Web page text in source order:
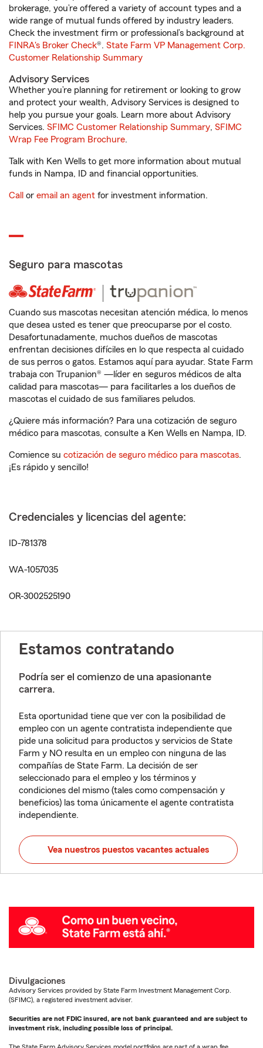
brokerage, you’re offered a variety of account types and a
wide range of mutual funds offered by industry leaders.
Check the investment firm or professional’s background at
FINRA's Broker Check®. State Farm VP Management Corp.
Customer Relationship Summary
Advisory Services
Whether you’re planning for retirement or looking to grow
and protect your wealth, Advisory Services is designed to
help you pursue your goals. Learn more about Advisory
Services. SFIMC Customer Relationship Summary, SFIMC
Wrap Fee Program Brochure.
Talk with Ken Wells to get more information about mutual
funds in Nampa, ID and financial opportunities.
Call or email an agent for investment information.
Seguro para mascotas
Cuando sus mascotas necesitan atención médica, lo menos
que desea usted es tener que preocuparse por el costo.
Desafortunadamente, muchos dueños de mascotas
enfrentan decisiones difíciles en lo que respecta al cuidado
de sus perros o gatos. Estamos aquí para ayudar. State Farm
trabaja con Trupanion® —líder en seguros médicos de alta
calidad para mascotas— para facilitarles a los dueños de
mascotas el cuidado de sus familiares peludos.
¿Quiere más información? Para una cotización de seguro
médico para mascotas, consulte a Ken Wells en Nampa, ID.
Comience su cotización de seguro médico para mascotas.
¡Es rápido y sencillo!
Credenciales y licencias del agente:
ID-781378
WA-1057035
OR-3002525190
Estamos contratando
Podría ser el comienzo de una apasionante
carrera.
Esta oportunidad tiene que ver con la posibilidad de
empleo con un agente contratista independiente que
pide una solicitud para productos y servicios de State
Farm y NO resulta en un empleo con ninguna de las
compañías de State Farm. La decisión de ser
seleccionado para el empleo y los términos y
condiciones del mismo (tales como compensación y
beneficios) las toma únicamente el agente contratista
independiente.
Vea nuestros puestos vacantes actuales
Divulgaciones
Advisory Services provided by State Farm Investment Management Corp.
(SFIMC), a registered investment adviser.
Securities are not FDIC insured, are not bank guaranteed and are subject to
investment risk, including possible loss of principal.